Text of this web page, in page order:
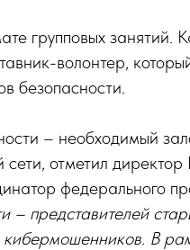
групповых занятий.
волонтер,
безопасности.
– необходимый
отметил
федерального
– представителей
В